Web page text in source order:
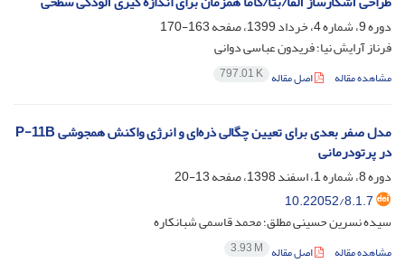
دوره 9، شماره 4، خرداد 1399، صفحه
163-170
فرناز آرایش نیا؛ فریدون عباسی دوانی
مشاهده مقاله اصل مقاله 797.01 K
مدل صفر بعدی برای تعیین چگالی ذره‌ای و انرژی واکنش همجوشی P-11B
در پرتودرمانی
دوره 8، شماره 1، اسفند 1398، صفحه
13-20
10.22052/8.1.7
سیده نسرین حسینی مطلق؛ محمد قاسمی شبانکاره
مشاهده مقاله اصل مقاله 3.93 M